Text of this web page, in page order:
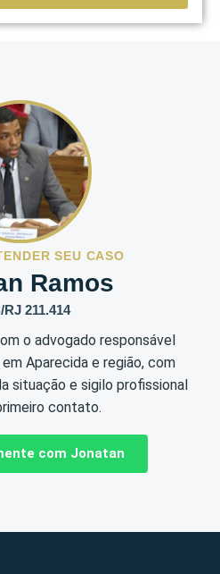
SEU CASO
Ramos
211.414
o advogado responsável
Aparecida e região, com
situação e sigilo profissional
contato.
com Jonatan